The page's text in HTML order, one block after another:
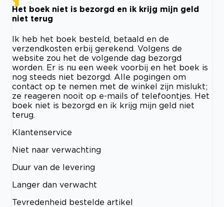
Het boek niet is bezorgd en ik krijg mijn geld
niet terug
Ik heb het boek besteld, betaald en de
verzendkosten erbij gerekend. Volgens de
website zou het de volgende dag bezorgd
worden. Er is nu een week voorbij en het boek is
nog steeds niet bezorgd. Alle pogingen om
contact op te nemen met de winkel zijn mislukt;
ze reageren nooit op e-mails of telefoontjes. Het
boek niet is bezorgd en ik krijg mijn geld niet
terug.
Klantenservice
Niet naar verwachting
Duur van de levering
Langer dan verwacht
Tevredenheid bestelde artikel